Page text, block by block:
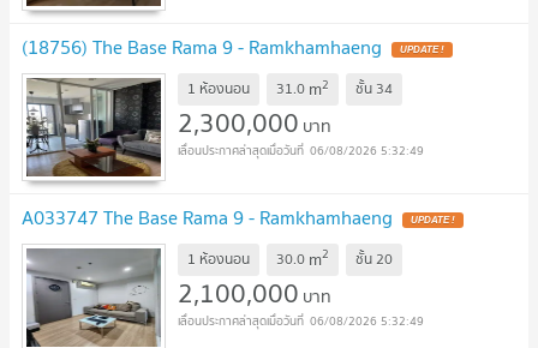
(18756) The Base Rama 9 - Ramkhamhaeng UPDATE !
1 ห้องนอน 31.0 m2 ชั้น 34
2,300,000 บาท
06/08/2026 5:32:49
A033747 The Base Rama 9 - Ramkhamhaeng UPDATE !
1 ห้องนอน 30.0 m2 ชั้น20
2,100,000 บาท
06/08/2026 5:32:49